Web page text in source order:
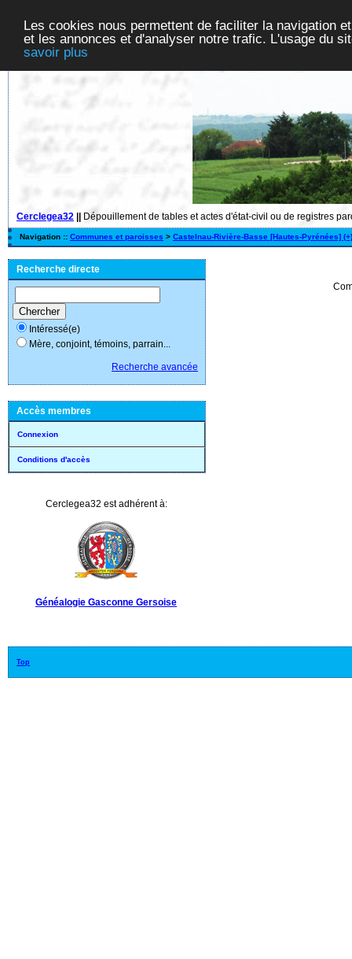
Les cookies nous permettent de faciliter la navigation
et les annonces et d'analyser notre trafic. L'usage du
savoir plus
Cerclegea32 Dépouillement de tables et actes d'état-civil ou de registres
Navigation :: Communes et paroisses > Castelnau-Rivière-Basse [Hautes-Pyrénées] (+)
Recherche directe
Intéressé(e)
Mère, conjoint, témoins, parrain...
Recherche avancée
Accès membres
Connexion
Conditions d'accès
Cerclegea32 est adhérent à:
Généalogie Gasconne Gersoise
Top